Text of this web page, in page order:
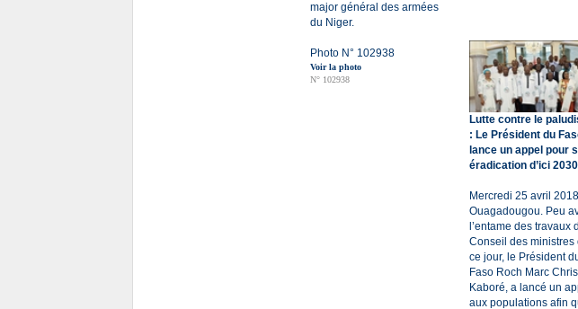
major général des armées
du Niger.
Photo N° 102938
Voir la photo
N° 102938
Lutte contre le
: Le Président du
lance un appel pour
éradication d’ici 2030
Mercredi 25 avril
Ouagadougou. Peu
l’entame des travaux
Conseil des ministres
ce jour, le Président
Faso Roch Marc
Kaboré, a lancé un
aux populations afin